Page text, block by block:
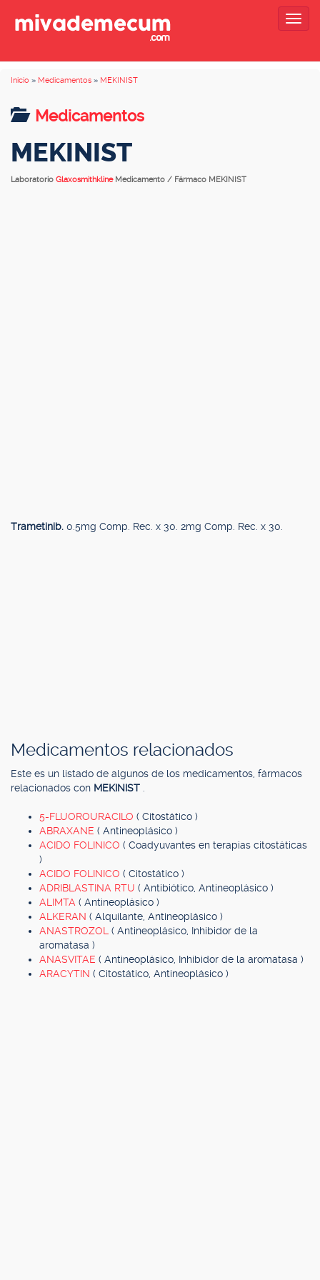
Inicio » Medicamentos » MEKINIST
Medicamentos
MEKINIST
Laboratorio Glaxosmithkline Medicamento / Fármaco MEKINIST
Trametinib. 0.5mg Comp. Rec. x 30. 2mg Comp. Rec. x 30.
Medicamentos relacionados
Este es un listado de algunos de los medicamentos, fármacos
relacionados con MEKINIST
5-FLUOROURACILO ( Citostático )
ABRAXANE ( Antineoplásico )
ACIDO FOLINICO ( Coadyuvantes en terapias citostáticas
)
ACIDO FOLINICO ( Citostático )
ADRIBLASTINA RTU ( Antibiótico, Antineoplásico )
ALIMTA ( Antineoplásico )
ALKERAN ( Alquilante, Antineoplásico )
ANASTROZOL ( Antineoplásico, Inhibidor de la
aromatasa )
ANASVITAE ( Antineoplásico, Inhibidor de la aromatasa )
ARACYTIN ( Citostático, Antineoplásico )